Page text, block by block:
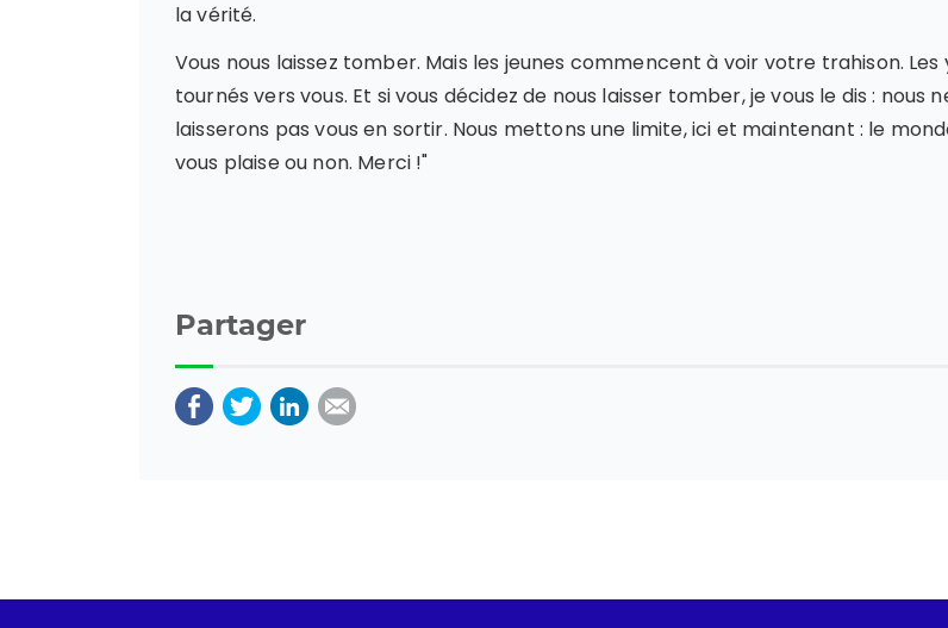
la vérité.
Vous nous laissez tomber. Mais les jeunes commencent à voir votre trahison.
tournés vers vous. Et si vous décidez de nous laisser tomber, je vous le dis : nous
laisserons pas vous en sortir. Nous mettons une limite, ici et maintenant : le
vous plaise ou non. Merci !"
Partager